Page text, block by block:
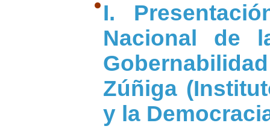
I.
Nacional de
Zúñiga
y la